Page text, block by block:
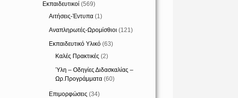
Εκπαιδευτικοί (569)
Αιτήσεις-Έντυπα (1)
Αναπληρωτές-Ωρομίσθιοι (121)
Εκπαιδευτικό Υλικό (63)
Καλές Πρακτικές (2)
Ύλη – Οδηγίες Διδασκαλίας –
Ωρ.Προγράμματα (60)
Επιμορφώσεις (34)